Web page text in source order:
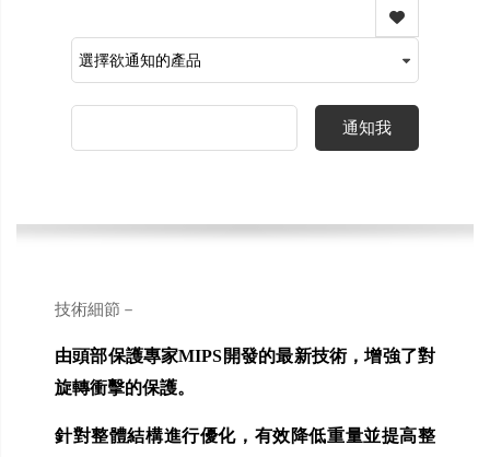
通知我
技術細節－
由頭部保護專家MIPS開發的最新技術，增強了對
旋轉衝擊的保護。
針對整體結構進行優化，有效降低重量並提高整